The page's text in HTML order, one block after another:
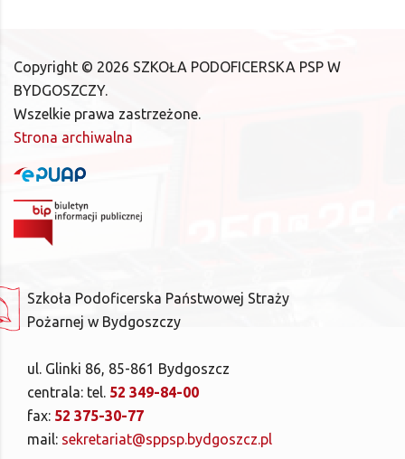
Copyright © 2026 SZKOŁA PODOFICERSKA PSP W
BYDGOSZCZY.
Wszelkie prawa zastrzeżone.
Strona archiwalna
Szkoła Podoficerska Państwowej Straży
Pożarnej w Bydgoszczy
ul. Glinki 86, 85-861 Bydgoszcz
centrala: tel. 52 349-84-00
fax: 52 375-30-77
mail: sekretariat@sppsp.bydgoszcz.pl